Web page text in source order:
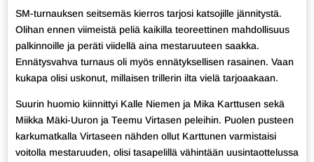
SM-turnauksen seitsemäs kierros tarjosi katsojille jännitystä.
Olihan ennen viimeistä peliä kaikilla teoreettinen mahdollisuus
palkinnoille ja peräti viidellä aina mestaruuteen saakka.
Ennätysvahva turnaus oli myös ennätyksellisen rasainen. Vaan
kukapa olisi uskonut, millaisen trillerin ilta vielä tarjoaakaan.
Suurin huomio kiinnittyi Kalle Niemen ja Mika Karttusen sekä
Miikka Mäki-Uuron ja Teemu Virtasen peleihin. Puolen pusteen
karkumatkalla Virtaseen nähden ollut Karttunen varmistaisi
voitolla mestaruuden, olisi tasapelillä vähintään uusintaottelussa